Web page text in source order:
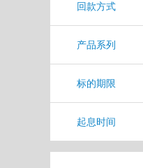
回款方式
产品系列
标的期限
起息时间